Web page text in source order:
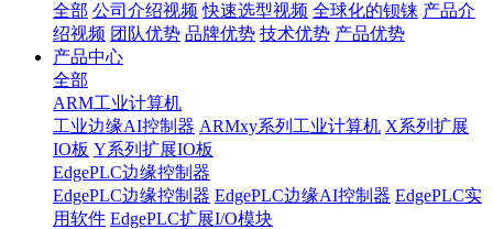
全部 公司介绍视频 快速选型视频 全球化的钡铼 产品介
绍视频 团队优势 品牌优势 技术优势 产品优势
产品中心
全部
ARM工业计算机
工业边缘AI控制器 ARMxy系列工业计算机 X系列扩展
IO板 Y系列扩展IO板
EdgePLC边缘控制器
EdgePLC边缘控制器 EdgePLC边缘AI控制器 EdgePLC实
用软件 EdgePLC扩展I/O模块